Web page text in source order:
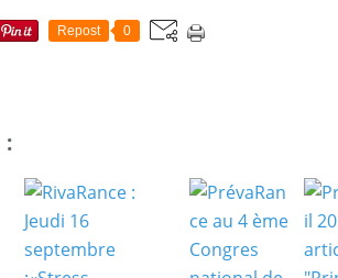
Repost 0
: